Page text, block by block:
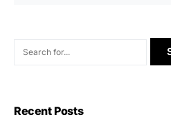
Recent Posts